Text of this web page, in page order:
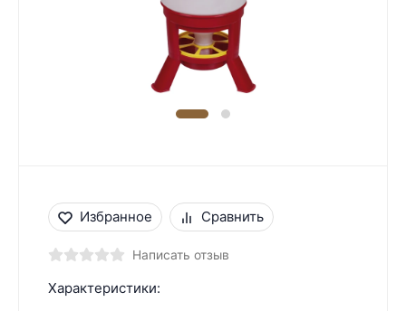
Избранное Сравнить
Написать отзыв
Характеристики: